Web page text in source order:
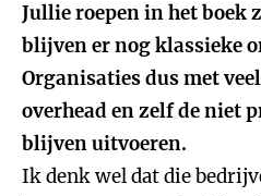
Jullie roepen in het boek
blijven er nog klassieke
Organisaties dus met
overhead en zelf de niet
blijven uitvoeren.
Ik denk wel dat die